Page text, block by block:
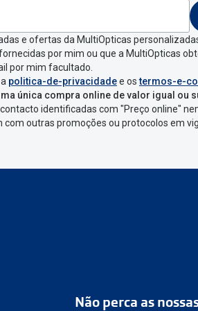
aparecer e
num ponto
com
e ofertas da MultiOpticas
por mim ou que a MultiOpticas
por mim facultado.
politica-de-privacidadee ostermos-e-
única compra online de valor igual ou
identificadas com "Preço online"
outras promoções ou protocolos em
Não perca as